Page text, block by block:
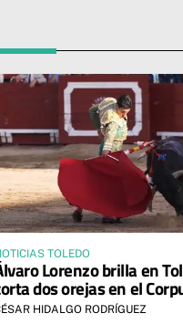
TOLEDO
Lorenzo brilla en
dos orejas en el
HIDALGO RODRÍGUEZ